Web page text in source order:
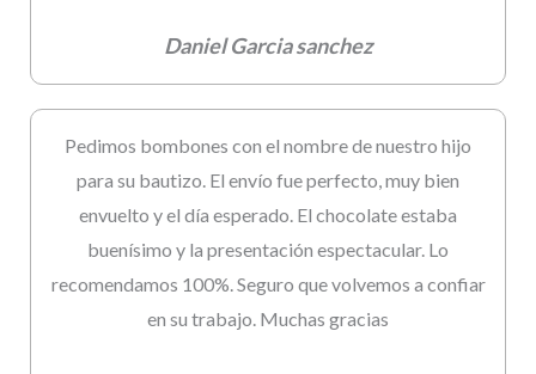
Daniel Garcia sanchez
Pedimos bombones con el nombre de nuestro hijo
para su bautizo. El envío fue perfecto, muy bien
envuelto y el día esperado. El chocolate estaba
buenísimo y la presentación espectacular. Lo
recomendamos 100%. Seguro que volvemos a confiar
en su trabajo. Muchas gracias